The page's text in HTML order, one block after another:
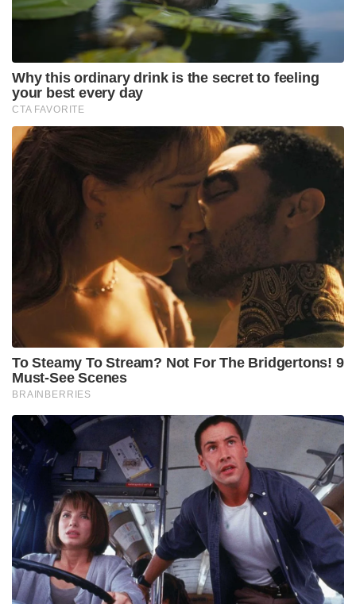
Why this ordinary drink is the secret to feeling
your best every day
CTA FAVORITE
To Steamy To Stream? Not For The Bridgertons! 9
Must-See Scenes
BRAINBERRIES